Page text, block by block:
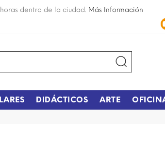
dentro de la ciudad. Más Información
DIDÁCTICOS ARTE